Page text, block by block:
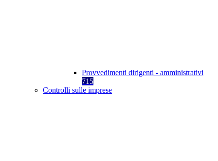
Provvedimenti dirigenti - amministrativi
715
Controlli sulle imprese